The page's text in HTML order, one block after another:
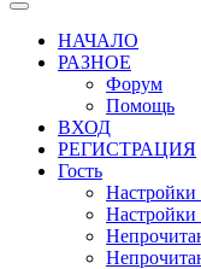
НАЧАЛО
РАЗНОЕ
Форум
Помощь
ВХОД
РЕГИСТРАЦИЯ
Гость
Настройки